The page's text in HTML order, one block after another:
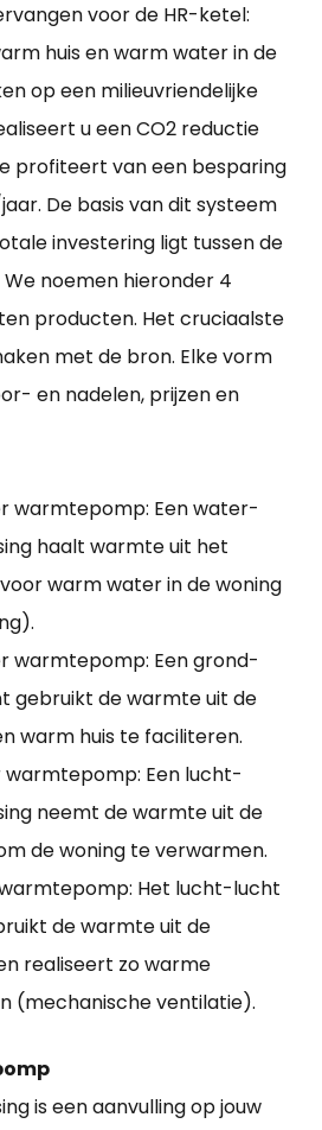
voor de HR-ketel:
huis en warm water in de
op een milieuvriendelijke
u een CO2 reductie
profiteert van een besparing
De basis van dit systeem
investering ligt tussen de
We noemen hieronder 4
producten. Het cruciaalste
met de bron. Elke vorm
en nadelen, prijzen en
warmtepomp: Een water-
haalt warmte uit het
warm water in de woning
warmtepomp: Een grond-
gebruikt de warmte uit de
warm huis te faciliteren.
Een lucht-
neemt de warmte uit de
de woning te verwarmen.
Het lucht-lucht
de warmte uit de
realiseert zo warme
(mechanische ventilatie).
is een aanvulling op jouw